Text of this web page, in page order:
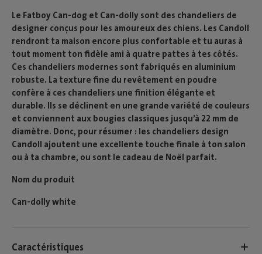
Le Fatboy Can-dog et Can-dolly sont des chandeliers de
designer conçus pour les amoureux des chiens. Les Candoll
rendront ta maison encore plus confortable et tu auras à
tout moment ton fidèle ami à quatre pattes à tes côtés.
Ces chandeliers modernes sont fabriqués en aluminium
robuste. La texture fine du revêtement en poudre
confère à ces chandeliers une finition élégante et
durable. Ils se déclinent en une grande variété de couleurs
et conviennent aux bougies classiques jusqu’à 22 mm de
diamètre. Donc, pour résumer : les chandeliers design
Candoll ajoutent une excellente touche finale à ton salon
ou à ta chambre, ou sont le cadeau de Noël parfait.
Nom du produit
Can-dolly white
Caractéristiques